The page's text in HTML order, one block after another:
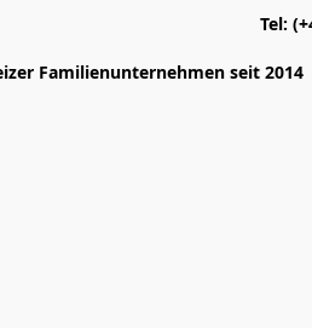
Tel:
Familienunternehmen seit